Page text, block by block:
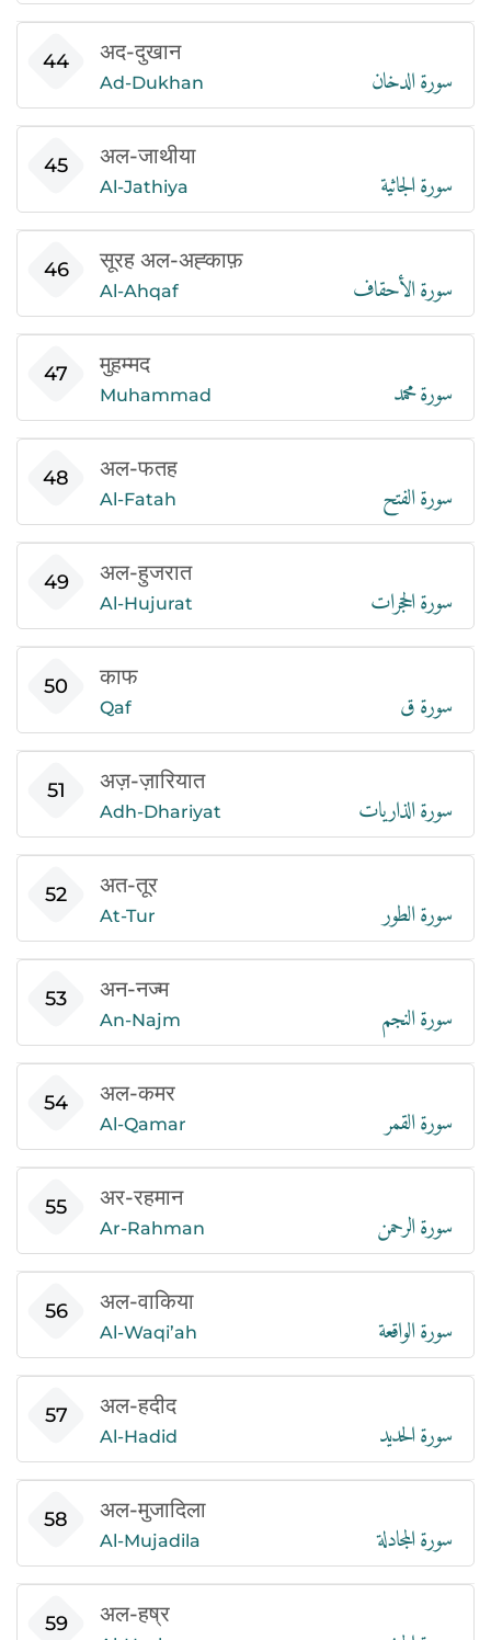
44 अद-दुखान
Ad-Dukhan سورة الدخان
45 अल-जाथीया
Al-Jathiya سورة الجاثية
46 सूरह अल-अह्काफ़
Al-Ahqaf سورة الأحقاف
47 मुहम्मद
Muhammad سورة محمد
48 अल-फतह
Al-Fatah سورة الفتح
49 अल-हुजरात
Al-Hujurat سورة الحجرات
50 काफ
Qaf سورة ق
51 अज़-ज़ारियात
Adh-Dhariyat سورة الذاريات
52 अत-तूर
At-Tur سورة الطور
53 अन-नज्म
An-Najm سورة النجم
54 अल-कमर
Al-Qamar سورة القمر
55 अर-रहमान
Ar-Rahman سورة الرحمن
56 अल-वाकिया
Al-Waqi’ah سورة الواقعة
57 अल-हदीद
Al-Hadid سورة الحديد
58 अल-मुजादिला
Al-Mujadila سورة المجادلة
59 अल-हष्र